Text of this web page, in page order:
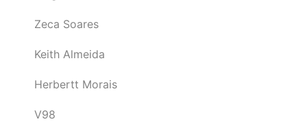
Zeca Soares
Keith Almeida
Herbertt Morais
V98